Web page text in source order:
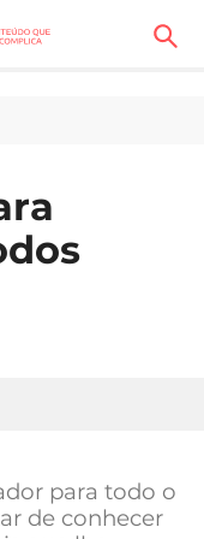
para todo o
de conhecer